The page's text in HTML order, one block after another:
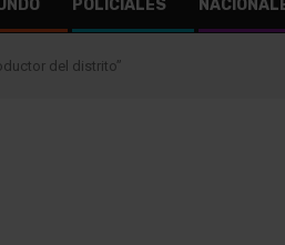
POLICIALES
del distrito”